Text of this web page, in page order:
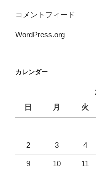
コメントフィード
WordPress.org
カレンダー
日
月 火
2 3 4
9 10 11